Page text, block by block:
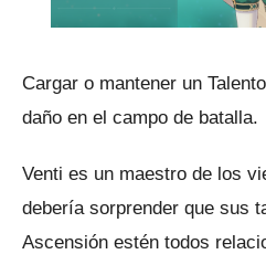
Cargar o mantener un
daño en el campo de batalla.
Venti es un maestro de los
debería sorprender que sus
Ascensión estén todos